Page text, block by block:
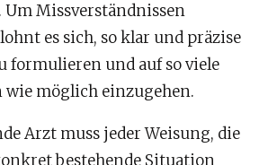
Missverständnissen
es sich, so klar und präzise
formulieren und auf so viele
wie möglich einzugehen.
Arzt muss jeder Weisung, die
bestehende Situation